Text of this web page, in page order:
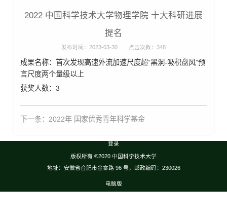
2022 中国科学技术大学物理学院 十大科研进展
提名
发布时间：2023-03-30 点击次数：348
成果名称：首次发现高速外流加速尺度超“黑洞-吸积盘风”预
言尺度两个量级以上
获奖人数：3
下一条： 2022年 国家优秀青年科学基金
登录
版权所有 ©2020 中国科学技术大学
地址：安徽省合肥市金寨路 96 号，邮政编码：230026
电脑版